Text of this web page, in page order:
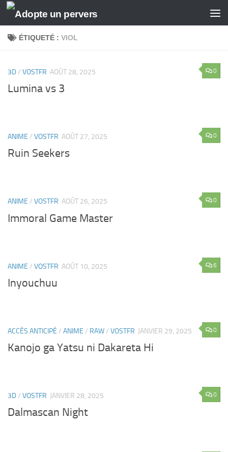
Skip to content
ÉTIQUETÉ : VIOL
0
3D/ VOSTFR AOÛT 28, 2025
Lumina vs 3
0
ANIME / VOSTFR AOÛT 27, 2025
Ruin Seekers
0
ANIME / VOSTFR AOÛT 26, 2025
Immoral Game Master
6
ANIME / VOSTFR AOÛT 10, 2025
Inyouchuu
0
ACCÈS ANTICIPÉ / ANIME / RAW/ VOSTFR JANVIER 29, 2025
Kanojo ga Yatsu ni Dakareta Hi
0
3D/ VOSTFR JANVIER 28, 2025
Dalmascan Night